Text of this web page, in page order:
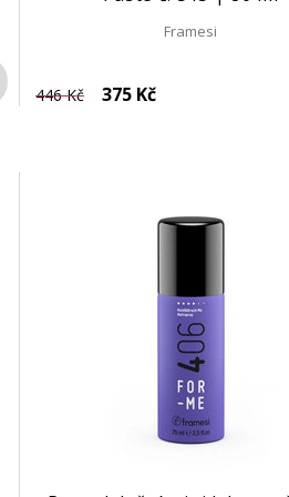
Do košíku
Framesi
446 Kč 375 Kč